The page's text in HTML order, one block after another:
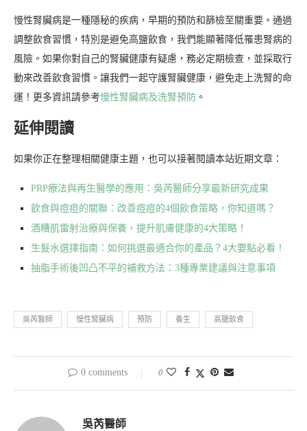
慢性腎臟病是一種隱秘的疾病，早期的預防和篩檢至關重要。通過
調整飲食習慣，特別是避免高鹽飲食，我們能顯著降低罹患腎病的
風險。如果你對自己的腎臟健康有疑慮，務必定期檢查，並採取行
動來改善飲食習慣。讓我們一起守護腎臟健康，避免走上洗腎的命
運！更多資訊請參考慢性腎臟病及洗腎預防 。
延伸閱讀
如果你正在整理相關健康主題，也可以接著閱讀本站近期文章：
PRP療法與再生醫學的應用：吳芮醫師分享最新研究成果
飲食與痘痘的關聯：改善痘痘的4個飲食策略，你知道嗎？
酒糟肌雷射治療與保養，提升肌膚健康的4大策略！
生髮水選擇指南：如何挑選最適合你的產品？4大要點必看！
抽脂手術後凹凸不平的補救方法：3種專業建議與注意事項
吳芮醫師 慢性腎臟病 預防 養生 高鹽飲食
0 comments 0
吳芮醫師